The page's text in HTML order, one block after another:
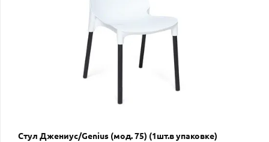
Стул Джениус/Genius (мод. 75) (1шт.в упаковке)